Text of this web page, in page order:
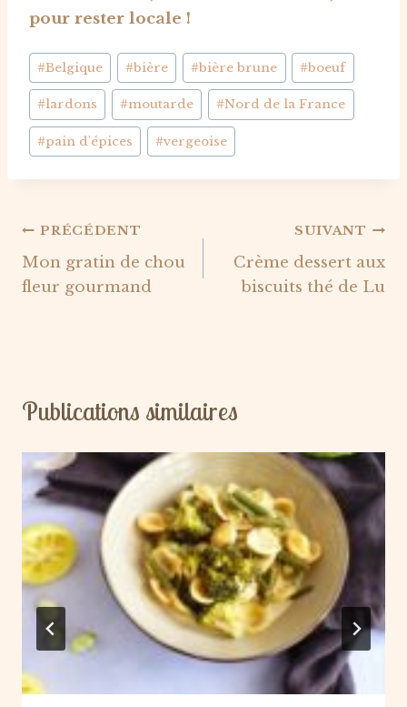
pour rester locale !
Étiquettes
de
la
publication :
#Belgique #bière #bière brune #boeuf
#lardons #moutarde #Nord de la France
#pain d'épices #vergeoise
Navigation
de
PRÉCÉDENT
Mon gratin de chou
fleur gourmand
SUIVANT
Crème dessert aux
biscuits thé de Lu
Publications similaires